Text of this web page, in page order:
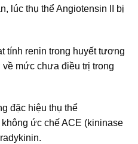
lúc thụ thể Angiotensin II bị
tính renin trong huyết tương
mức chưa điều trị trong
đặc hiệu thụ thể
ức chế ACE (kininase